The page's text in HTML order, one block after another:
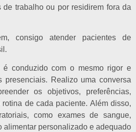
trabalho ou por residirem fora da
consigo atender pacientes de
é conduzido com o mesmo rigor e
presenciais. Realizo uma conversa
os objetivos, preferências,
de cada paciente. Além disso,
como exames de sangue,
alimentar personalizado e adequado